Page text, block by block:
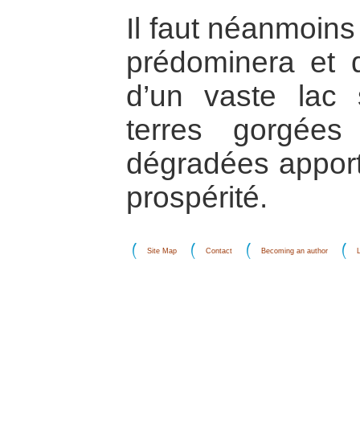
Il faut
prédominera et
d’un vaste lac
terres
dégradées
prospérité.
Site Map Contact Becoming an author